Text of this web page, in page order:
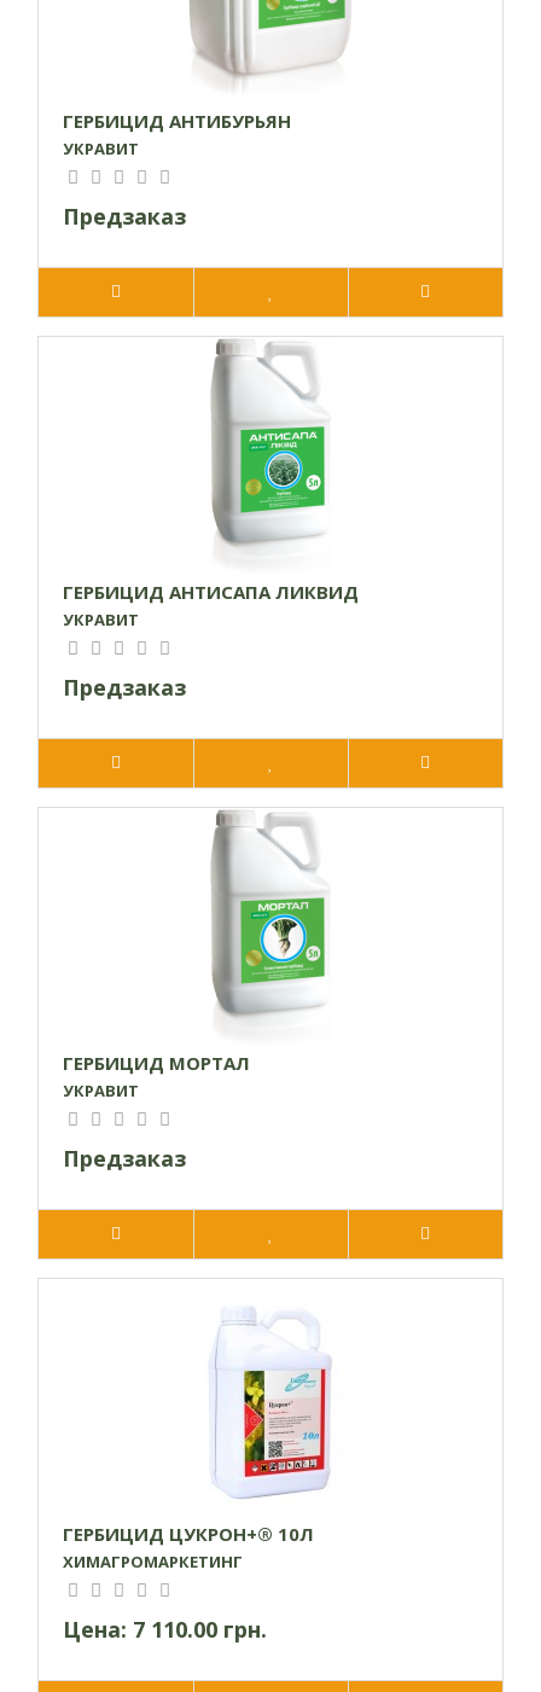
ГЕРБИЦИД АНТИБУРЬЯН
УКРАВИТ
Предзаказ
ГЕРБИЦИД АНТИСАПА ЛИКВИД
УКРАВИТ
Предзаказ
ГЕРБИЦИД МОРТАЛ
УКРАВИТ
Предзаказ
ГЕРБИЦИД ЦУКРОН+® 10Л
ХИМАГРОМАРКЕТИНГ
Цена: 7 110.00 грн.